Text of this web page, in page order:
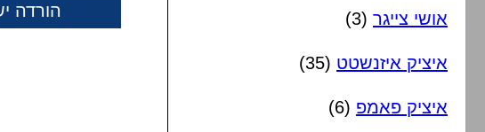
הורדה אושי צייגר (3)
איציק איזנשטט (35)
איציק פאמפ (6)